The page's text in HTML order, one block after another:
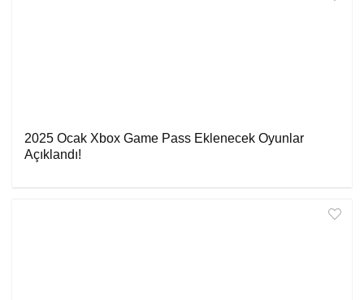
2025 Ocak Xbox Game Pass Eklenecek Oyunlar
Açıklandı!